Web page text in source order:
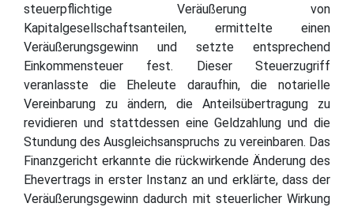
steuerpflichtige Veräußerung von
Kapitalgesellschaftsanteilen, ermittelte einen
Veräußerungsgewinn und setzte entsprechend
Einkommensteuer fest. Dieser Steuerzugriff
veranlasste die Eheleute daraufhin, die notarielle
Vereinbarung zu ändern, die Anteilsübertragung zu
revidieren und stattdessen eine Geldzahlung und die
Stundung des Ausgleichsanspruchs zu vereinbaren. Das
Finanzgericht erkannte die rückwirkende Änderung des
Ehevertrags in erster Instanz an und erklärte, dass der
Veräußerungsgewinn dadurch mit steuerlicher Wirkung